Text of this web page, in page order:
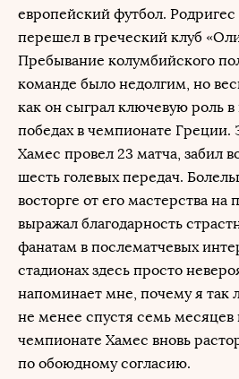
европейский футбол.
перешел в греческий клуб
Пребывание колумбийского
команде было недолгим, но
как он сыграл ключевую роль
победах в чемпионате Греции.
Хамес провел 23 матча, забил
шесть голевых передач.
восторге от его мастерства на
выражал благодарность
фанатам в послематчевых
стадионах здесь просто
напоминает мне, почему я так
не менее спустя семь месяцев
чемпионате Хамес вновь
по обоюдному согласию.